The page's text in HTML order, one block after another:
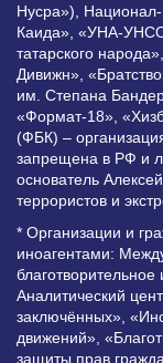
Нусра»),
Каида», «УНА-
татарского
Дивижн»,
им. Степана
«Формат-18»,
(ФБК) –
запрещена в РФ и
основатель
террористов и
* Организации и
иноагентами:
Аналитический
заключённых»,
движений»,
защиты прав